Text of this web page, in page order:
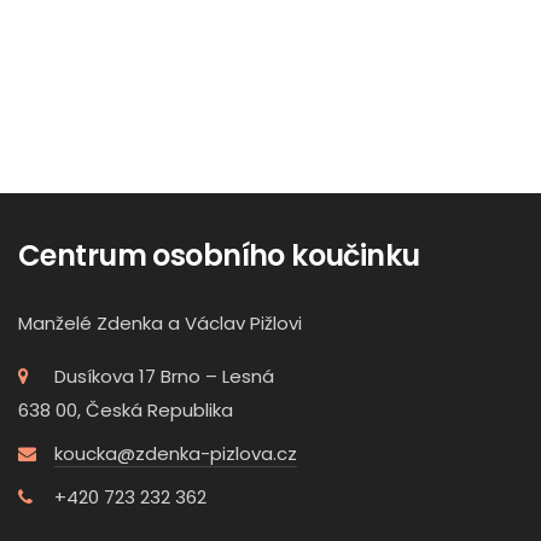
Centrum osobního koučinku
Manželé Zdenka a Václav Pižlovi
Dusíkova 17 Brno – Lesná
638 00, Česká Republika
koucka@zdenka-pizlova.cz
+420 723 232 362